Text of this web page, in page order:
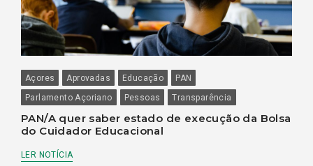
Açores Aprovadas Educação
PAN
Parlamento Açoriano
Pessoas Transparência
PAN/A quer saber estado de execução da Bolsa
do Cuidador Educacional
LER NOTÍCIA